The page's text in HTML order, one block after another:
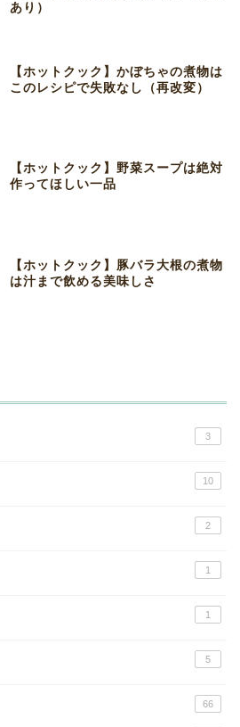
あり）
【ホットクック】かぼちゃの煮物は
このレシピで失敗なし（再改変）
【ホットクック】野菜スープは絶対
作ってほしい一品
【ホットクック】豚バラ大根の煮物
は汁まで飲める美味しさ
3
10
2
1
1
5
66